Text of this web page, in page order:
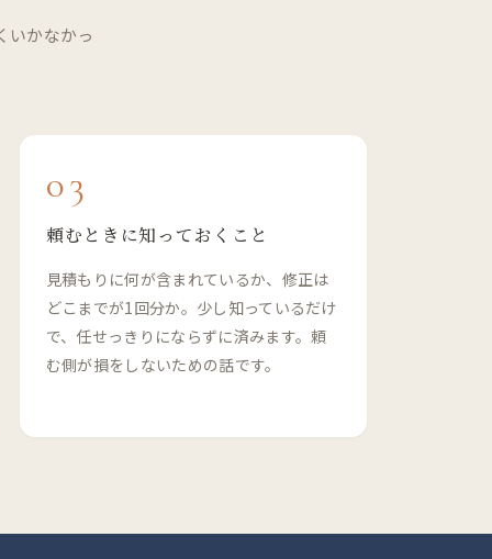
いかなかっ
03
頼むときに知っておくこと
見積もりに何が含まれているか、修正は
どこまでが1回分か。少し知っているだけ
で、任せっきりにならずに済みます。頼
む側が損をしないための話です。